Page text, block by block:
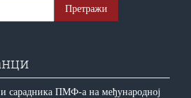
сарадника ПМФ-а на међународној